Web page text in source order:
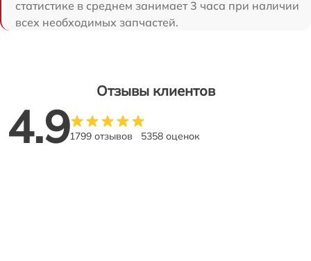
статистике в среднем занимает 3 часа при наличии
всех необходимых запчастей.
Отзывы клиентов
4.91799 отзывов 5358 оценок